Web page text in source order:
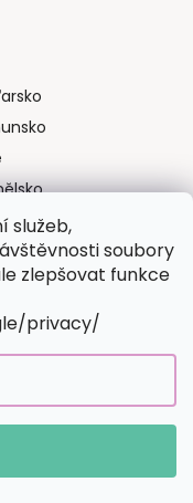
služeb,
soubory
zlepšovat funkce
privacy/
FV STUDIO
práva vyhrazena.